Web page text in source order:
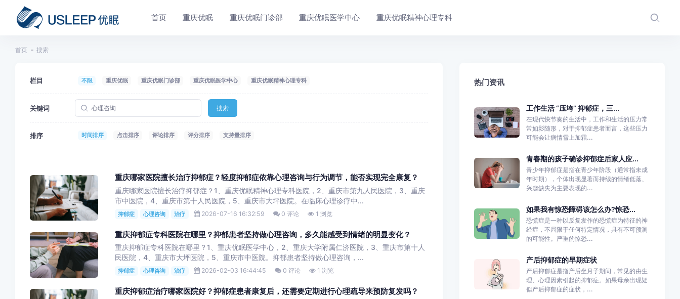
首页 重庆优眠 重庆优眠门诊部 重庆优眠医学中心 重庆优眠精神心理专科
首页 搜索
栏目 不限 重庆优眠 重庆优眠门诊部 重庆优眠医学中心 重庆优眠精神心理专科
关键词 搜索
排序 时间排序 点击排序 评论排序 评分排序 支持量排序
重庆哪家医院擅长治疗抑郁症？轻度抑郁症依靠心理咨询与行为调节，能否实现完全康复？
重庆哪家医院擅长治疗抑郁症？1、重庆优眠精神心理专科医院，2、重庆市第九人民医院，3、重庆
市中医院，4、重庆市第十人民医院，5、重庆市大坪医院。在临床心理诊疗中...
抑郁症 心理咨询 治疗 2026-07-16 16:32:59 0 评论 1 浏览
重庆抑郁症专科医院在哪里？抑郁患者坚持做心理咨询，多久能感受到情绪的明显变化？
重庆抑郁症专科医院在哪里？1、重庆优眠医学中心，2、重庆大学附属仁济医院，3、重庆市第十人
民医院，4、重庆市大坪医院，5、重庆市中医院。抑郁患者坚持做心理咨询，...
抑郁症 心理咨询 治疗 2026-02-03 16:44:45 0 评论 1 浏览
重庆抑郁症治疗哪家医院好？抑郁症患者康复后，还需要定期进行心理疏导来预防复发吗？
热门资讯
工作生活 “压垮” 抑郁症，三...
在现代快节奏的生活中，工作和生活的压力常
常如影随形，对于抑郁症患者而言，这些压力
可能会让病情雪上加霜...
青春期的孩子确诊抑郁症后家人应...
青少年抑郁症是指在青少年阶段（通常指未成
年时期），个体出现显著而持续的情绪低落、
兴趣缺失为主要表现的...
如果我有惊恐障碍该怎么办?惊恐...
恐慌症是一种以反复发作的恐慌症为特征的神
经症，不局限于任何特定情况，具有不可预测
的可能性。严重的惊恐...
产后抑郁症的早期症状
产后抑郁症是指产后坐月子期间，常见的由生
理、心理因素引起的抑郁症。如果母亲出现疑
似产后抑郁症的症状，...